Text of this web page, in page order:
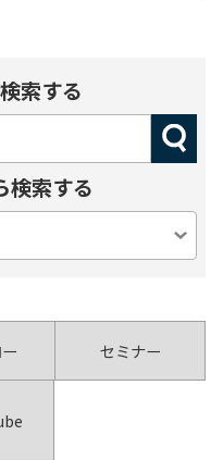
索する
検索する
セミナー